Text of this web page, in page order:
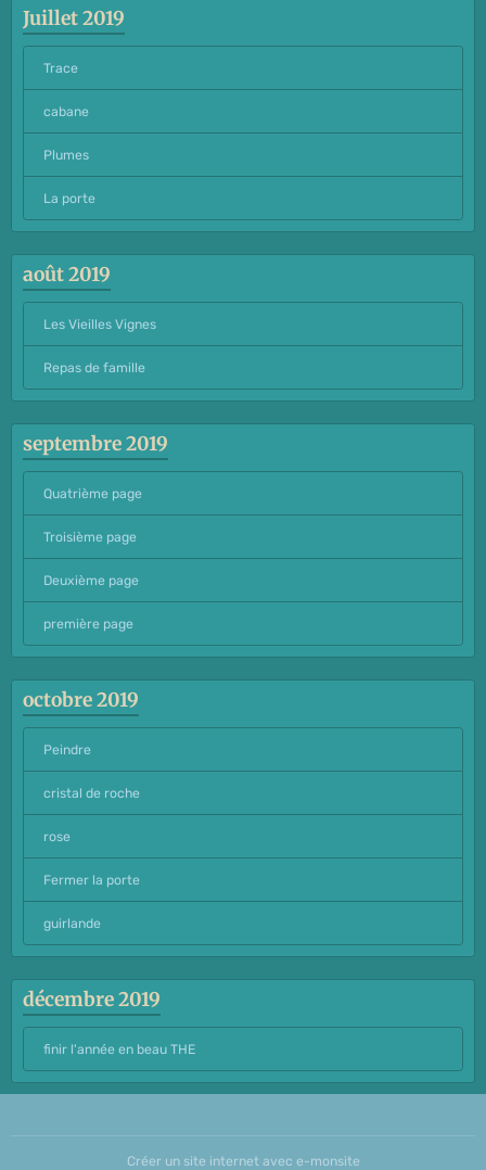
Juillet 2019
Trace
cabane
Plumes
La porte
août 2019
Les Vieilles Vignes
Repas de famille
septembre 2019
Quatrième page
Troisième page
Deuxième page
première page
octobre 2019
Peindre
cristal de roche
rose
Fermer la porte
guirlande
décembre 2019
finir l'année en beau THE
Créer un site internet avec e-monsite